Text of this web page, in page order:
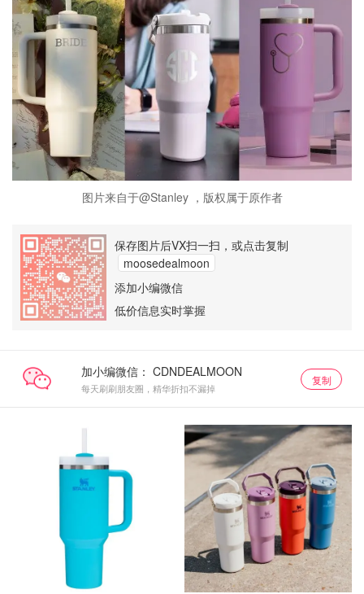
图片来自于@Stanley ，版权属于原作者
保存图片后VX扫一扫，或点击复制
moosedealmoon
添加小编微信
低价信息实时掌握
加小编微信：
每天刷刷朋友圈，精华折扣不漏掉
复制